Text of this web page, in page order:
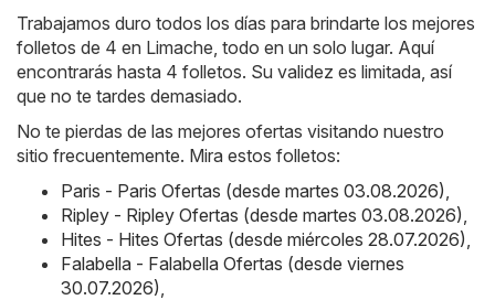
Trabajamos duro todos los días para brindarte los mejores
folletos de 4 en Limache, todo en un solo lugar. Aquí
encontrarás hasta 4 folletos. Su validez es limitada, así
que no te tardes demasiado.
No te pierdas de las mejores ofertas visitando nuestro
sitio frecuentemente. Mira estos folletos:
Paris - Paris Ofertas (desde martes 03.08.2026)
Ripley - Ripley Ofertas (desde martes 03.08.2026)
Hites - Hites Ofertas (desde miércoles 28.07.2026)
Falabella - Falabella Ofertas (desde viernes
30.07.2026)